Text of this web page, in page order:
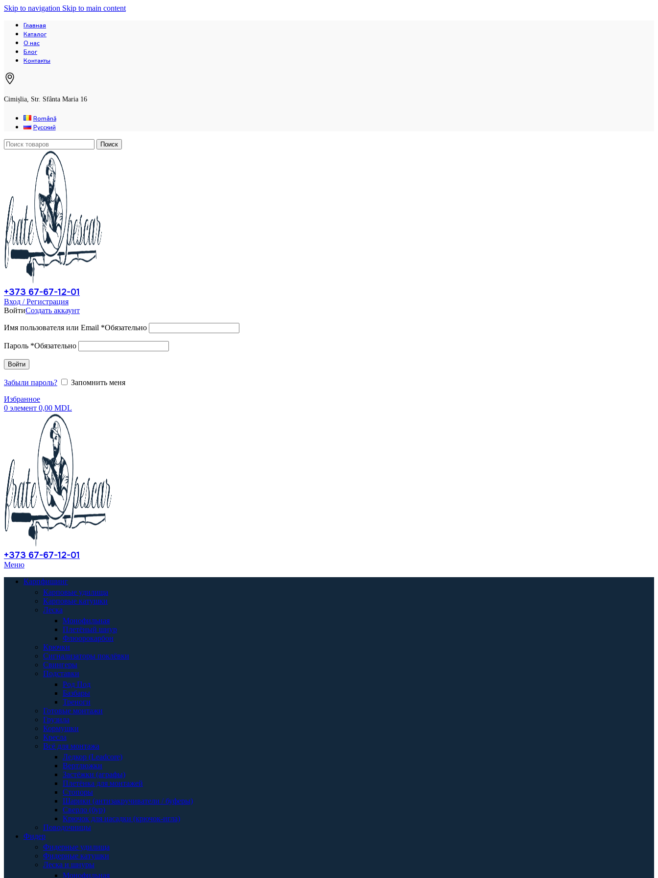
Skip to navigation Skip to main content
Главная
Каталог
О нас
Блог
Контакты
Cimișlia, Str. Sfânta Maria 16
Română
Русский
Поиск
+373 67-67-12-01
Вход / Регистрация
ВойтиСоздать аккаунт
Имя пользователя или Email *Обязательно
Пароль *Обязательно
Войти
Забыли пароль?
Запомнить меня
Избранное
0 элемент 0,00 MDL
+373 67-67-12-01
Меню
Карпфишинг
Карповые удилища
Карповые катушки
Леска
Монофильная
Плетёный шнур
Флюорокарбон
Крючки
Сигнализаторы поклёвки
Свингеры
Подставки
Род Под
Базбары
Треноги
Готовые монтажи
Грузила
Кормушки
Кресла
Всё для монтажа
Ледкор (Leadcore)
Вертлюжки
Застёжки (аграфы)
Плетёнка для монтажей
Стопоры
Шарики (антизакручиватели / буферы)
Сверло (бур)
Крючок для насадки (крючок-игла)
Поводочницы
Фидер
Фидерные удилища
Фидерные катушки
Леска и шнуры
Монофильная